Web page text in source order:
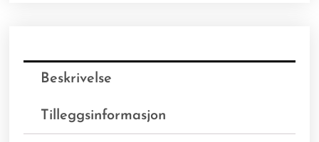
Beskrivelse
Tilleggsinformasjon